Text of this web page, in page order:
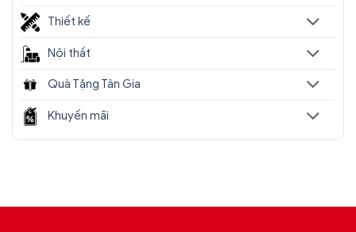
Thiết kế
Nội thất
Quà Tặng Tân Gia
Khuyến mãi